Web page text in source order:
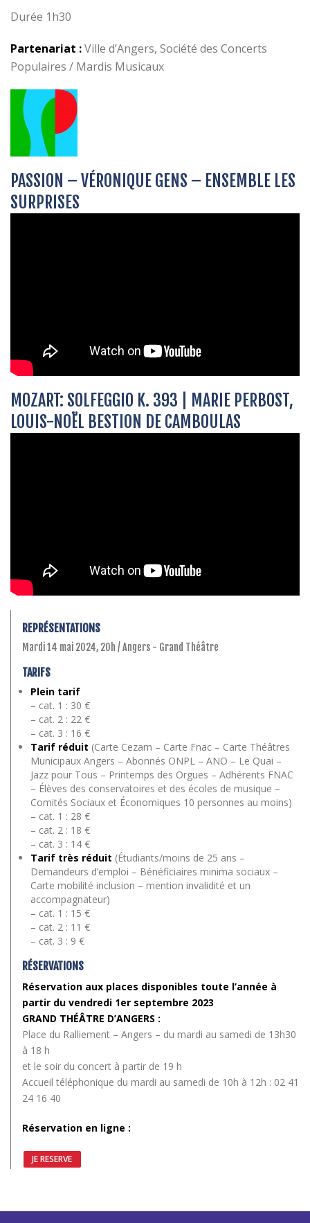
Durée 1h30
Partenariat :Ville d’Angers, Société des Concerts
Populaires / Mardis Musicaux
PASSION – VÉRONIQUE GENS – ENSEMBLE LES
SURPRISES
MOZART: SOLFEGGIO K. 393 | MARIE PERBOST,
LOUIS-NOËL BESTION DE CAMBOULAS
REPRÉSENTATIONS
Mardi 14 mai 2024, 20h / Angers - Grand Théâtre
TARIFS
Plein tarif
– cat. 1 : 30 €
– cat. 2 : 22 €
– cat. 3 : 16 €
Tarif réduit (Carte Cezam – Carte Fnac – Carte Théâtres
Municipaux Angers – Abonnés ONPL – ANO – Le Quai –
Jazz pour Tous – Printemps des Orgues – Adhérents FNAC
– Élèves des conservatoires et des écoles de musique –
Comités Sociaux et Économiques 10 personnes au moins)
– cat. 1 : 28 €
– cat. 2 : 18 €
– cat. 3 : 14 €
Tarif très réduit (Étudiants/moins de 25 ans –
Demandeurs d’emploi – Bénéficiaires minima sociaux –
Carte mobilité inclusion – mention invalidité et un
accompagnateur)
– cat. 1 : 15 €
– cat. 2 : 11 €
– cat. 3 : 9 €
RÉSERVATIONS
Réservation aux places disponibles toute l’année à
partir du vendredi 1er septembre 2023
GRAND THÉÂTRE D’ANGERS :
Place du Ralliement – Angers – du mardi au samedi de 13h30
à 18 h
et le soir du concert à partir de 19 h
Accueil téléphonique du mardi au samedi de 10h à 12h : 02 41
24 16 40
Réservation en ligne :
JE RESERVE